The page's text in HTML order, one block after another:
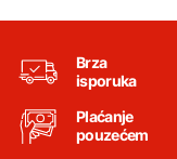
Brza
isporuka
Plaćanje
pouzećem